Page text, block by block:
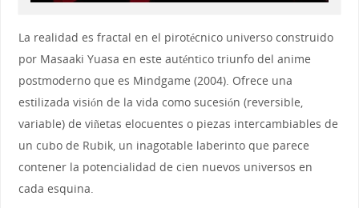
La realidad es fractal en el pirotécnico universo construido
por Masaaki Yuasa en este auténtico triunfo del anime
postmoderno que es Mindgame (2004). Ofrece una
estilizada visión de la vida como sucesión (reversible,
variable) de viñetas elocuentes o piezas intercambiables de
un cubo de Rubik, un inagotable laberinto que parece
contener la potencialidad de cien nuevos universos en
cada esquina.